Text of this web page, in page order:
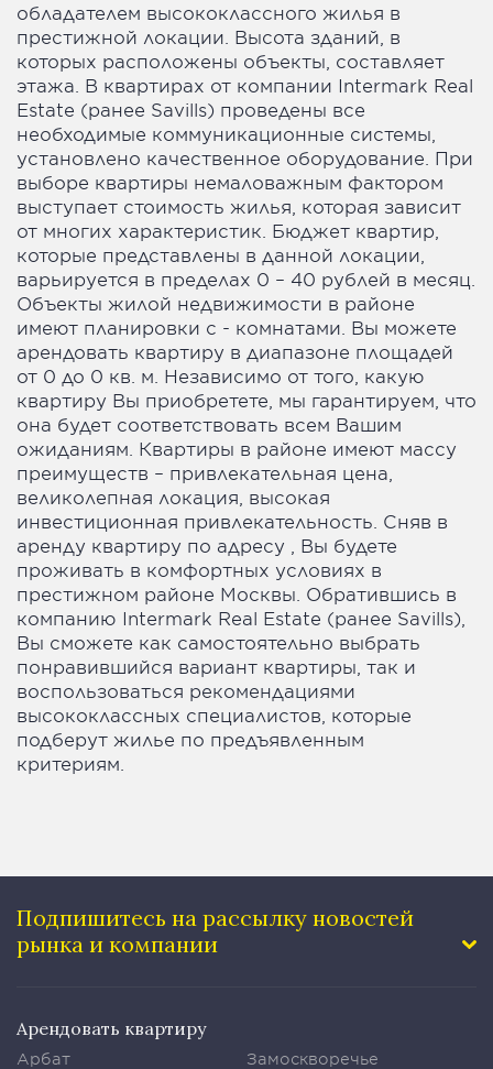
обладателем высококлассного жилья в
престижной локации. Высота зданий, в
которых расположены объекты, составляет
этажа. В квартирах от компании Intermark Real
Estate (ранее Savills) проведены все
необходимые коммуникационные системы,
установлено качественное оборудование. При
выборе квартиры немаловажным фактором
выступает стоимость жилья, которая зависит
от многих характеристик. Бюджет квартир,
которые представлены в данной локации,
варьируется в пределах 0 – 40 рублей в месяц.
Объекты жилой недвижимости в районе
имеют планировки с - комнатами. Вы можете
арендовать квартиру в диапазоне площадей
от 0 до 0 кв. м. Независимо от того, какую
квартиру Вы приобретете, мы гарантируем, что
она будет соответствовать всем Вашим
ожиданиям. Квартиры в районе имеют массу
преимуществ – привлекательная цена,
великолепная локация, высокая
инвестиционная привлекательность. Сняв в
аренду квартиру по адресу , Вы будете
проживать в комфортных условиях в
престижном районе Москвы. Обратившись в
компанию Intermark Real Estate (ранее Savills),
Вы сможете как самостоятельно выбрать
понравившийся вариант квартиры, так и
воспользоваться рекомендациями
высококлассных специалистов, которые
подберут жилье по предъявленным
критериям.
Подпишитесь на рассылку новостей
рынка и компании
Арендовать квартиру
Арбат
Замоскворечье